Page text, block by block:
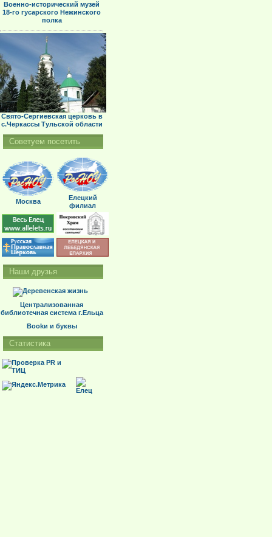
Военно-исторический музей
18-го гусарского Нежинского
полка
Свято-Сергиевская церковь в
с.Черкассы Тульской области
Советуем посетить
Москва
Елецкий
филиал
Наши друзья
Централизованная
библиотечная система г.Ельца
Bookи и буквы
Статистика